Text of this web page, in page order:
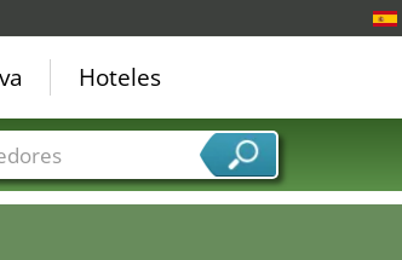
Hoteles
proveedor de servicios